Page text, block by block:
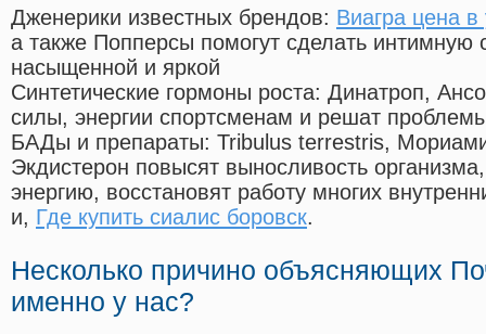
Дженерики известных брендов: Виагра цена в
а также Попперсы помогут сделать
насыщенной и яркой
Синтетические гормоны роста: Динатроп,
силы, энергии спортсменам и решат
БАДы и препараты: Tribulus terrestris,
Экдистерон повысят выносливость
энергию, восстановят работу многих
и, Где купить сиалис боровск.
Несколько причино объясняющих
именно у нас?